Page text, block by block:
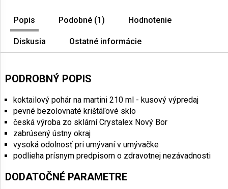
Popis Podobné (1) Hodnotenie
Diskusia Ostatné informácie
PODROBNÝ POPIS
koktailový pohár na martini 210 ml - kusový výpredaj
pevné bezolovnaté krištáľové sklo
česká výroba zo sklární Crystalex Nový Bor
zabrúsený ústny okraj
vysoká odolnosť pri umývaní v umývačke
podlieha prísnym predpisom o zdravotnej nezávadnosti
DODATOČNÉ PARAMETRE